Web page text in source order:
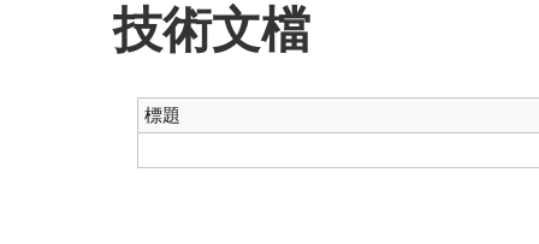
技術文檔
標題